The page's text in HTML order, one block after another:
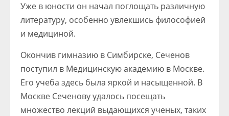
Уже в юности он начал поглощать различную
литературу, особенно увлекшись философией
и медициной.
Окончив гимназию в Симбирске, Сеченов
поступил в Медицинскую академию в Москве.
Его учеба здесь была яркой и насыщенной. В
Москве Сеченову удалось посещать
множество лекций выдающихся ученых, таких